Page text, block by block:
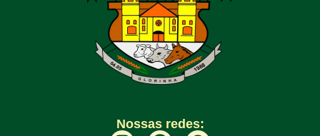
Nossas redes: